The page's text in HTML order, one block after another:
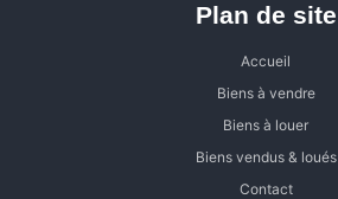
Plan de site
Accueil
Biens à vendre
Biens à louer
Biens vendus & loués
Contact